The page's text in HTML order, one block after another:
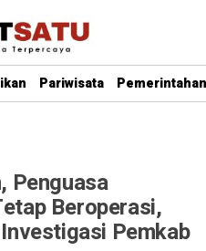
Pariwisata Pemerintahan
Penguasa
Beroperasi,
Pemkab